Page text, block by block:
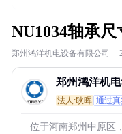
NU1034轴承尺
郑州鸿洋机电设备有限公司 ·
郑州鸿洋机
法人:耿晖 通过
位于河南郑州中原区